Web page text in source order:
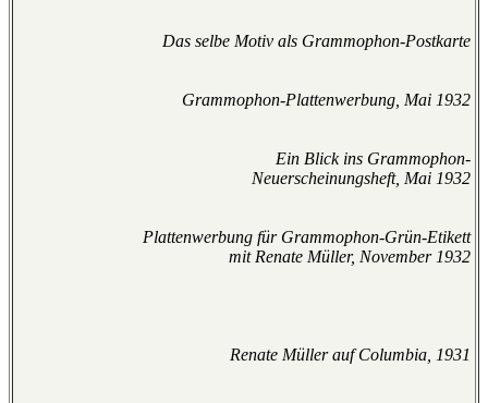
Das selbe Motiv als Grammophon-Postkarte
Grammophon-Plattenwerbung, Mai 1932
Ein Blick ins Grammophon-
Neuerscheinungsheft, Mai 1932
Plattenwerbung für Grammophon-Grün-Etikett
mit Renate Müller, November 1932
Renate Müller auf Columbia, 1931